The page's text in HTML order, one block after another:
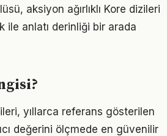
aksiyon ağırlıklı Kore dizileri
ile anlatı derinliği bir arada
yıllarca referans gösterilen
değerini ölçmede en güvenilir